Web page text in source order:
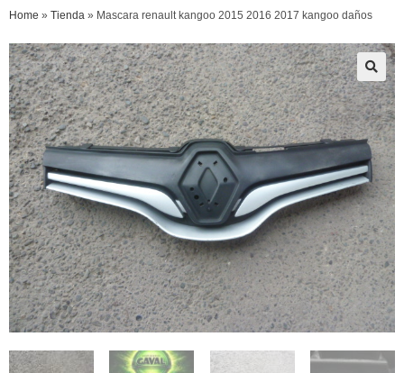
Home » Tienda » Mascara renault kangoo 2015 2016 2017 kangoo daños